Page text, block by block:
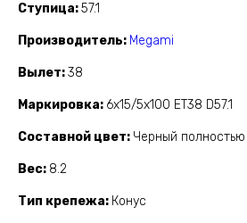
Ступица 57.1
Производитель Megami
Вылет 38
Маркировка 6x15/5x100 ET38 D57.1
Составной цвет Черный
Вес 8.2
Тип крепежа Конус